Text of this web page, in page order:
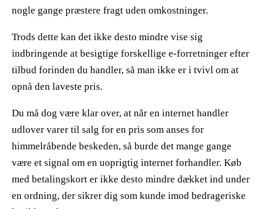
nogle gange præstere fragt uden omkostninger.
Trods dette kan det ikke desto mindre vise sig
indbringende at besigtige forskellige e-forretninger efter
tilbud forinden du handler, så man ikke er i tvivl om at
opnå den laveste pris.
Du må dog være klar over, at når en internet handler
udlover varer til salg for en pris som anses for
himmelråbende beskeden, så burde det mange gange
være et signal om en uoprigtig internet forhandler. Køb
med betalingskort er ikke desto mindre dækket ind under
en ordning, der sikrer dig som kunde imod bedrageriske